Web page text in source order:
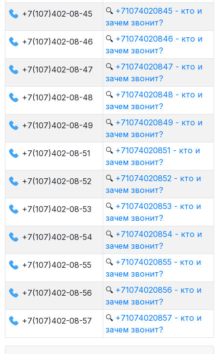
+7(107)402-08-45
🔍 +71074020845 - кто и
зачем звонит?
+7(107)402-08-46
🔍 +71074020846 - кто и
зачем звонит?
+7(107)402-08-47
🔍 +71074020847 - кто и
зачем звонит?
+7(107)402-08-48
🔍 +71074020848 - кто и
зачем звонит?
+7(107)402-08-49
🔍 +71074020849 - кто и
зачем звонит?
+7(107)402-08-51
🔍 +71074020851 - кто и
зачем звонит?
+7(107)402-08-52
🔍 +71074020852 - кто и
зачем звонит?
+7(107)402-08-53
🔍 +71074020853 - кто и
зачем звонит?
+7(107)402-08-54
🔍 +71074020854 - кто и
зачем звонит?
+7(107)402-08-55
🔍 +71074020855 - кто и
зачем звонит?
+7(107)402-08-56
🔍 +71074020856 - кто и
зачем звонит?
+7(107)402-08-57
🔍 +71074020857 - кто и
зачем звонит?